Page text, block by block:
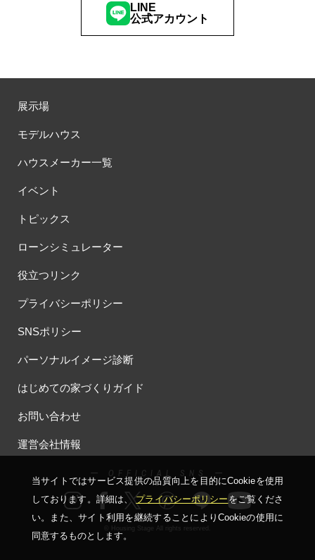
LINE
公式アカウント
展示場
モデルハウス
ハウスメーカー一覧
イベント
トピックス
ローンシミュレーター
役立つリンク
プライバシーポリシー
SNSポリシー
パーソナルイメージ診断
はじめての家づくりガイド
お問い合わせ
運営会社情報
ー OFFICIAL SNS ー
© Housing Stage All rights reserved.
当サイトではサービス提供の品質向上を⽬的にCookieを使⽤
しております。詳細は、プライバシーポリシーをご覧くださ
い。
また、サイト利⽤を継続することによりCookieの使⽤に
同意するものとします。